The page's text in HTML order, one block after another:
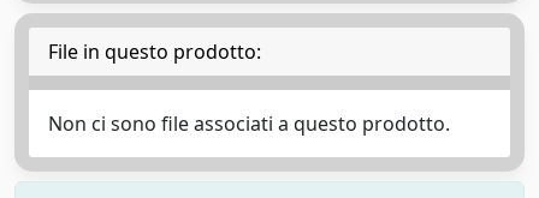
File in questo prodotto:
Non ci sono file associati a questo prodotto.